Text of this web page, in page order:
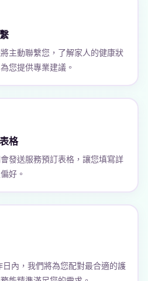
主動聯繫您，了解家人的健康狀
您提供專業建議。
格
發送服務預訂表格，讓您填寫詳
好。
內，我們將為您配對最合適的護